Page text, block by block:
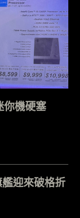
你機硬塞
艦迎來破格折